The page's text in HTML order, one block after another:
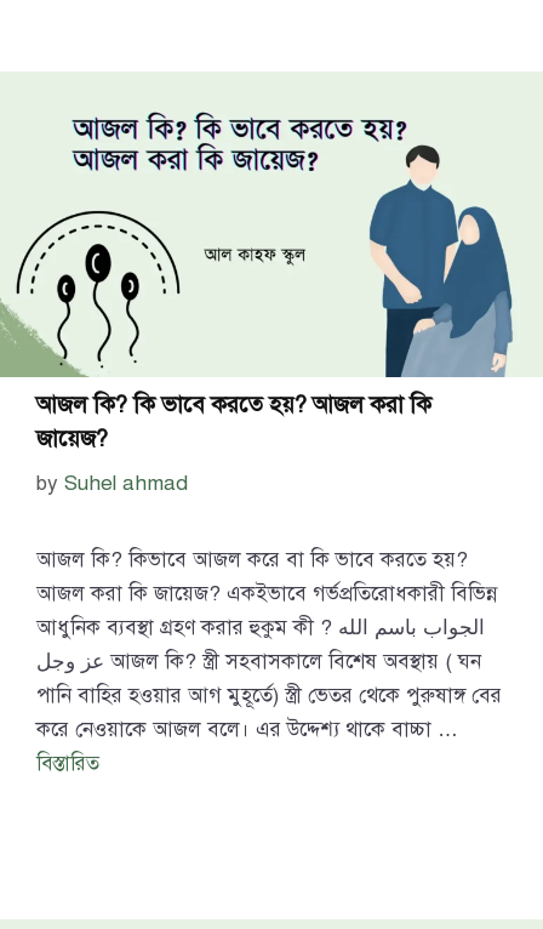
আজল কি? কি ভাবে করতে হয়? আজল করা কি
জায়েজ?
by Suhel ahmad
আজল কি? কিভাবে আজল করে বা কি ভাবে করতে হয়?
আজল করা কি জায়েজ? একইভাবে গর্ভপ্রতিরোধকারী বিভিন্ন
আধুনিক ব্যবস্থা গ্রহণ করার হুকুম কী ? الجواب باسم الله
عز وجل আজল কি? স্ত্রী সহবাসকালে বিশেষ অবস্থায় ( ঘন
পানি বাহির হওয়ার আগ মুহূর্তে) স্ত্রী ভেতর থেকে পুরুষাঙ্গ বের
করে নেওয়াকে আজল বলে। এর উদ্দেশ্য থাকে বাচ্চা …
বিস্তারিত